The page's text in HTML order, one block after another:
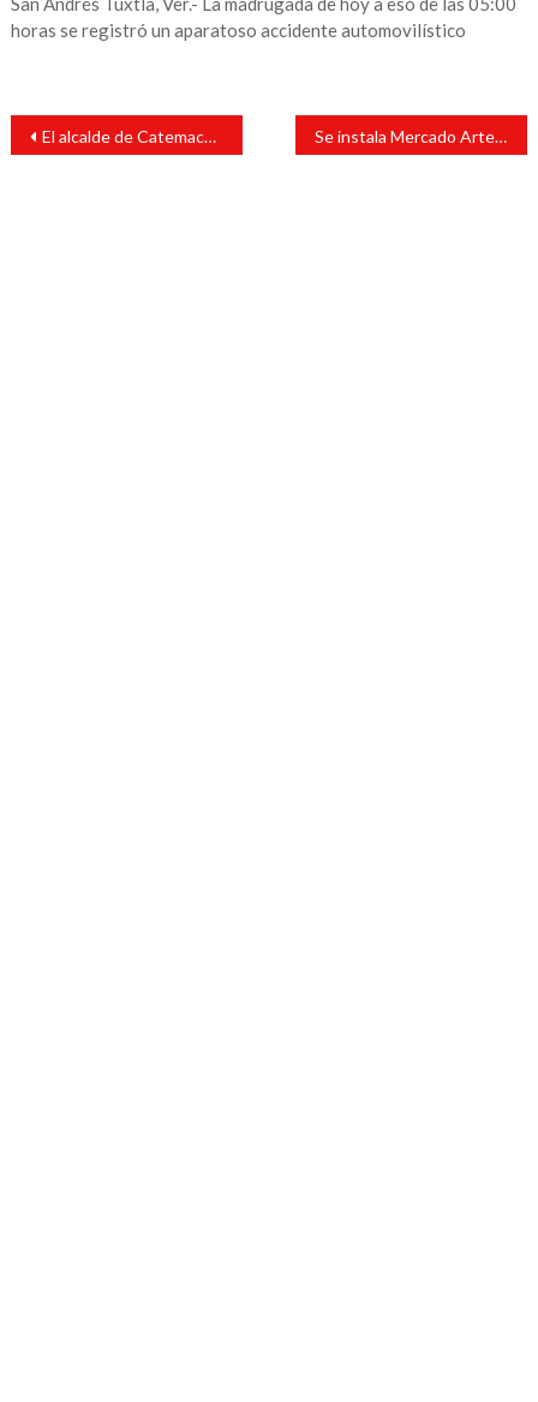
horas se registró un aparatoso accidente automovilístico
Navegación
entradas
El alcalde de Catemaco asiste a la capacitación regional para la elaboración del Programa General de Inversión 2025 Se instala Mercado Artesanal y Gastronómico bajo el Palacio Municipal de Santiago Tuxtla